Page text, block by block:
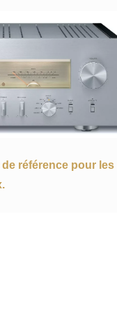
référence pour les